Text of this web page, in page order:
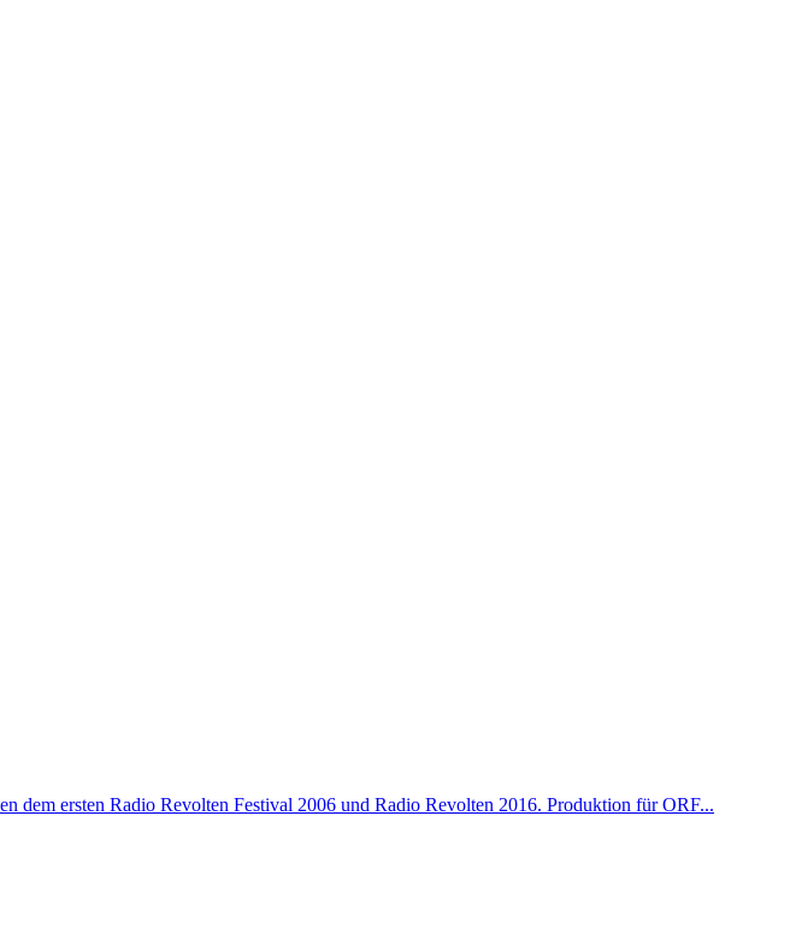
dem ersten Radio Revolten Festival 2006 und Radio Revolten 2016. Produktion für ORF...